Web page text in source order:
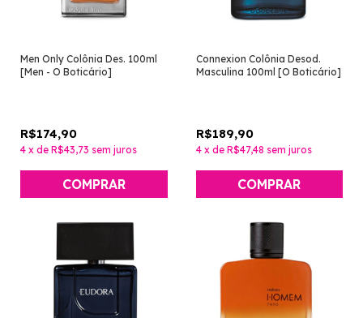
Men Only Colônia Des. 100ml
[Men - O Boticário]
R$174,90
4 x de R$43,73 sem juros
Connexion Colônia Desod.
Masculina 100ml [O Boticário]
R$189,90
4 x de R$47,48 sem juros